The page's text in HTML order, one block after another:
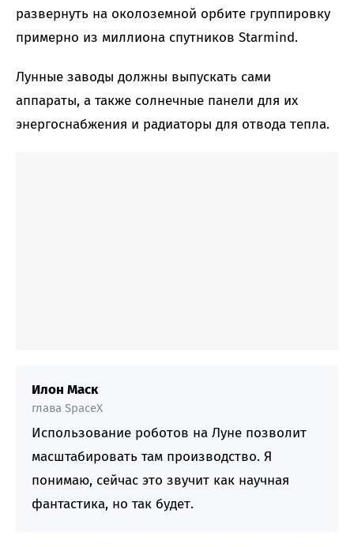
развернуть на околоземной орбите группировку
примерно из миллиона спутников Starmind.
Лунные заводы должны выпускать сами
аппараты, а также солнечные панели для их
энергоснабжения и радиаторы для отвода тепла.
Илон Маск
глава SpaceX
Использование роботов на Луне позволит
масштабировать там производство. Я
понимаю, сейчас это звучит как научная
фантастика, но так будет.